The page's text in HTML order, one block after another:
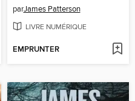
parJames Patterson
LIVRE NUMÉRIQUE
EMPRUNTER